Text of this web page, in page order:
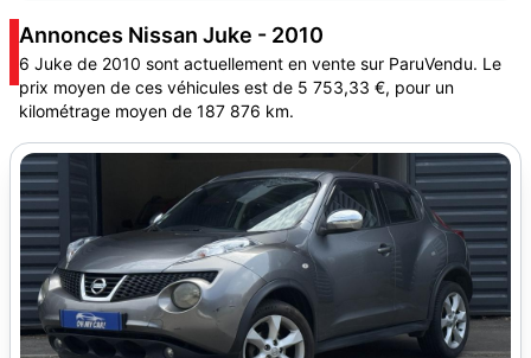
Annonces Nissan Juke - 2010
6 Juke de 2010 sont actuellement en vente sur ParuVendu. Le
prix moyen de ces véhicules est de 5 753,33 €, pour un
kilométrage moyen de 187 876 km.